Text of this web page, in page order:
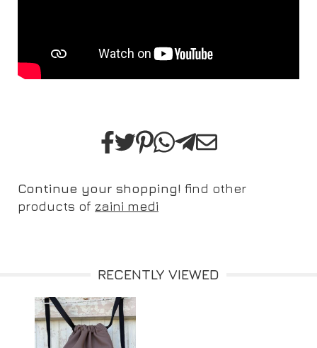
Continue your shopping! find other
products of zaini medi
RECENTLY VIEWED